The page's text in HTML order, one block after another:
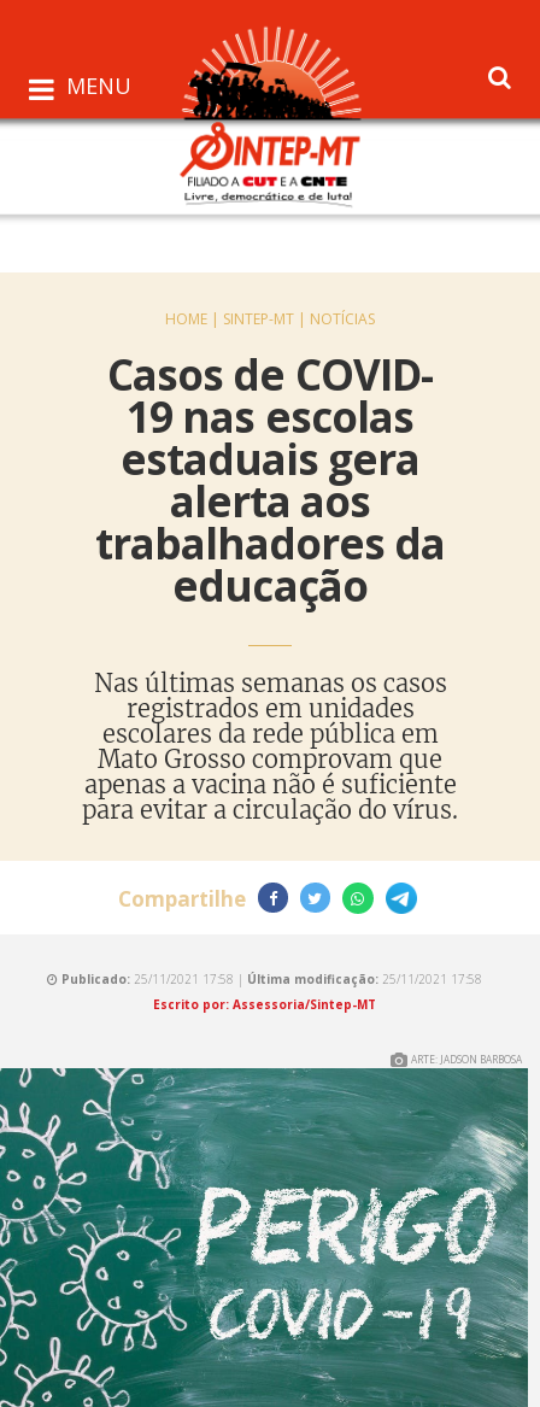
MENU
HOME | SINTEP-MT | NOTÍCIAS
Casos de COVID-
19 nas escolas
estaduais gera
alerta aos
trabalhadores da
educação
Nas últimas semanas os casos
registrados em unidades
escolares da rede pública em
Mato Grosso comprovam que
apenas a vacina não é suficiente
para evitar a circulação do vírus.
Compartilhe
Publicado: 25/11/2021 17:58 | Última modificação: 25/11/2021 17:58
Escrito por: Assessoria/Sintep-MT
ARTE: JADSON BARBOSA